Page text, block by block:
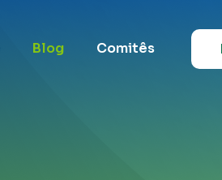
Blog Comitês